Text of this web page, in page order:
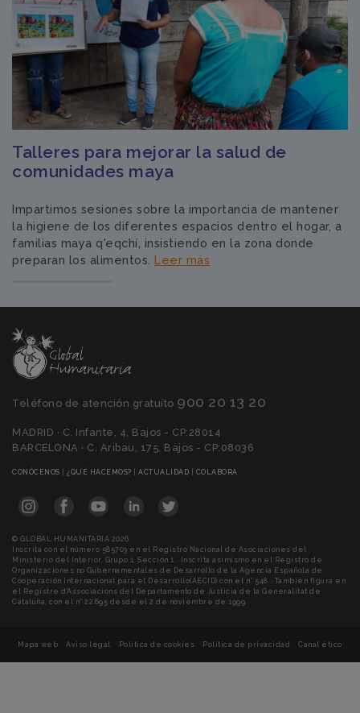
Talleres para mejorar la salud de
comunidades maya
Impartimos sesiones sobre la importancia de mantener
la higiene de los diferentes espacios dentro el hogar, a
familias maya q'eqchí, insistiendo en la zona donde
preparan los alimentos. Leer más
Teléfono de atención gratuíto 900 20 13 20
MADRID · C. Infante, 4, Bajos - CP:28014
BARCELONA · C. Aribau, 175, Bajos - CP:08036
CONÓCENOS (CURRENT)
¿QUÉ HACEMOS? (CURRENT)
ACTUALIDAD (CURRENT)
COLABORA(CURRENT)
© GLOBAL HUMANITARIA 2026
Inscrita con el número 585703 en el Registro Nacional de Asociaciones del
Ministerio del Interior, Grupo 1, Sección 1. · Inscrita asimismo en el Registro de
Organizaciones no Gubernamentales de Desarrollo de la Agencia Española de
Cooperación Internacional para el Desarrollo(AECID) con el n° 548. · También figura en
el Registre d'Associacions del Departamento de Justicia de la Generalitat de
Cataluña, con el n° 22.695 desde el 2 de noviembre de 1999.
Mapa web Aviso legal Política de cookies Política de privacidad Canal ético